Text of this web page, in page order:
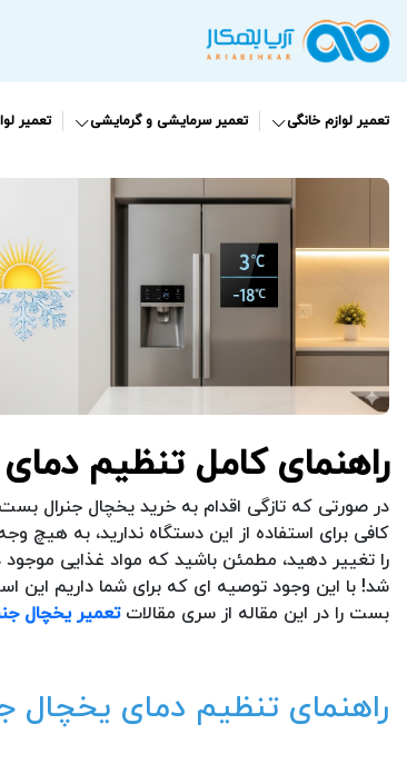
تعمیر لوازم خانگی تعمیر سرمایشی و گرمایشی تعمیر
راهنمای کامل تنظیم
در صورتی که تازگی اقدام به خرید یخچال جنرال
کافی برای استفاده از این دستگاه ندارید، به هیچ
را تغییر دهید، مطمئن باشید که مواد غذایی
شد! با این وجود توصیه ای که برای شما داریم این
بست را در این مقاله از سری مقالاتتعمیر یخچال
راهنمای تنظیم دمای یخچال